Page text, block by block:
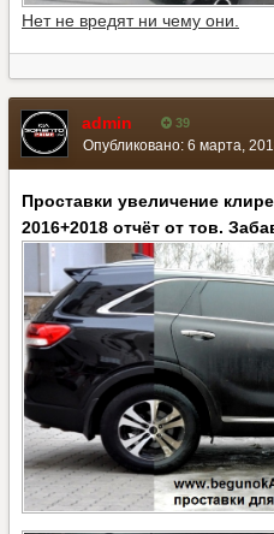
Нет не вредят ни чему они.
admin 39
Опубликовано: 6 марта,
Проставки увеличение
2016+2018 отчёт от тов.